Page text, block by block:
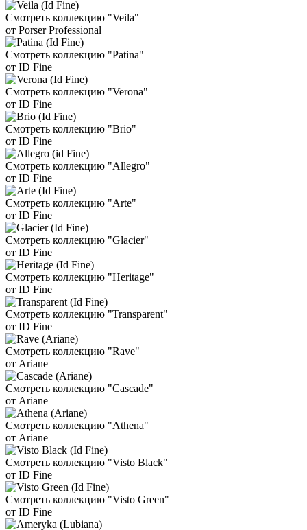
Смотреть коллекцию "Veila"
от Porser Professional
Смотреть коллекцию "Patina"
от ID Fine
Смотреть коллекцию "Verona"
от ID Fine
Смотреть коллекцию "Brio"
от ID Fine
Смотреть коллекцию "Allegro"
от ID Fine
Смотреть коллекцию "Arte"
от ID Fine
Смотреть коллекцию "Glacier"
от ID Fine
Смотреть коллекцию "Heritage"
от ID Fine
Смотреть коллекцию "Transparent"
от ID Fine
Смотреть коллекцию "Rave"
от Ariane
Смотреть коллекцию "Cascade"
от Ariane
Смотреть коллекцию "Athena"
от Ariane
Смотреть коллекцию "Visto Black"
от ID Fine
Смотреть коллекцию "Visto Green"
от ID Fine